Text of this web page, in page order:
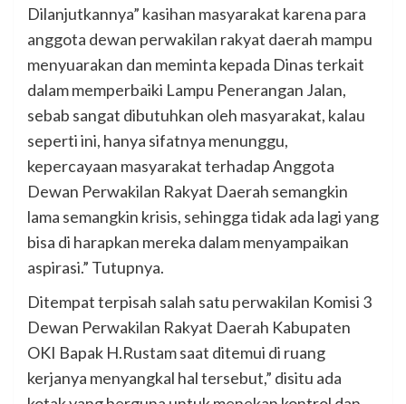
Dilanjutkannya” kasihan masyarakat karena para
anggota dewan perwakilan rakyat daerah mampu
menyuarakan dan meminta kepada Dinas terkait
dalam memperbaiki Lampu Penerangan Jalan,
sebab sangat dibutuhkan oleh masyarakat, kalau
seperti ini, hanya sifatnya menunggu,
kepercayaan masyarakat terhadap Anggota
Dewan Perwakilan Rakyat Daerah semangkin
lama semangkin krisis, sehingga tidak ada lagi yang
bisa di harapkan mereka dalam menyampaikan
aspirasi.” Tutupnya.
Ditempat terpisah salah satu perwakilan Komisi 3
Dewan Perwakilan Rakyat Daerah Kabupaten
OKI Bapak H.Rustam saat ditemui di ruang
kerjanya menyangkal hal tersebut,” disitu ada